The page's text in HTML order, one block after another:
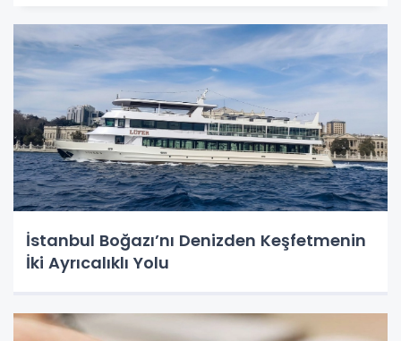
İstanbul Boğazı’nı Denizden Keşfetmenin
İki Ayrıcalıklı Yolu